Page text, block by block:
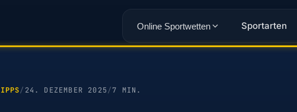
Online Sportwetten Sportarten
/ 24. DEZEMBER 2025/7 MIN.